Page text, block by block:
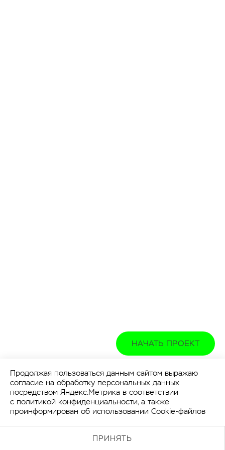
НАЧАТЬ ПРОЕКТ
Продолжая пользоваться данным сайтом выражаю
согласие на обработку персональных данных
посредством Яндекс.Метрика в соответствии
с политикой конфиденциальности, а также
проинформирован об использовании Cookie-файлов
ПРИНЯТЬ